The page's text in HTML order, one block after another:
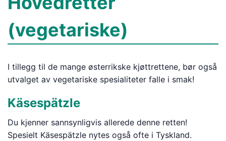
(vegetariske)
I tillegg til de mange østerrikske kjøttrettene, bør også
utvalget av vegetariske spesialiteter falle i smak!
Käsespätzle
Du kjenner sannsynligvis allerede denne retten!
Spesielt Käsespätzle nytes også ofte i Tyskland.